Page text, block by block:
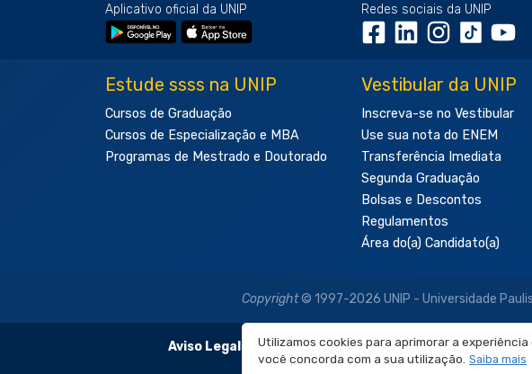
Utilizamos cookies para aprimorar a
você concorda com a sua utilização. Saiba mais
Aplicativo oficial da UNIP Redes sociais da UNIP
Estude ssss na UNIP
Cursos de Graduação
Cursos de Especialização e MBA
Programas de Mestrado e Doutorado
Vestibular da UNIP
Inscreva-se no Vestibular
Use sua nota do ENEM
Transferência Imediata
Segunda Graduação
Bolsas e Descontos
Regulamentos
Área do(a) Candidato(a)
Copyright© 1997-2026 UNIP - Universidade
Aviso Legal:
As imagens disponibilizadas neste site são de
É proibida a reprodução, utilização,